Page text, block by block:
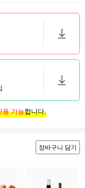
용 가능합니다.
장바구니 담기